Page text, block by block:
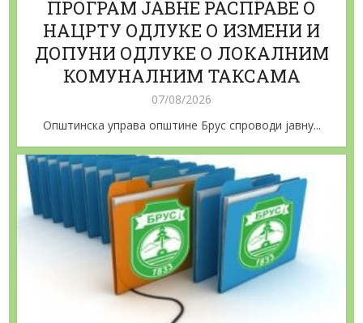
ПРОГРАМ ЈАВНЕ РАСПРАВЕ О
НАЦРТУ ОДЛУКЕ О ИЗМЕНИ И
ДОПУНИ ОДЛУКЕ О ЛОКАЛНИМ
КОМУНАЛНИМ ТАКСАМА
07/08/2026
Општинска управа општине Брус спроводи јавну...